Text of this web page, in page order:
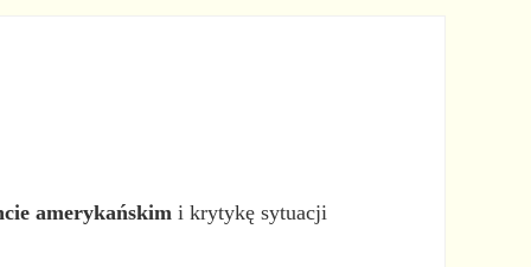
amerykańskim i krytykę sytuacji